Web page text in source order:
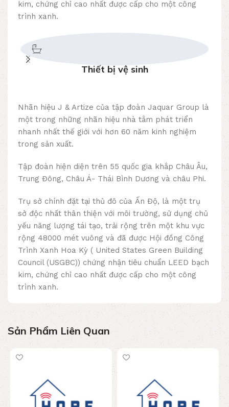
kim, chứng chỉ cao nhất được cấp cho một công
trình xanh.
Thiết bị vệ sinh
Nhãn hiệu J & Artize của tập đoàn Jaquar Group là
một trong những nhãn hiệu nhà tắm phát triển
nhanh nhất thế giới với hơn 60 năm kinh nghiệm
trong sản xuất.
Tập đoàn hiện diện trên 55 quốc gia khắp Châu Âu,
Trung Đông, Châu Á- Thái Bình Dương và châu Phi.
Trụ sở chính đặt tại thủ đô của Ấn Độ, là một trụ
sở độc nhất thân thiện với môi trường, sử dụng chủ
yếu năng lượng tái tạo, trải rộng trên một khu vực
rộng 48000 mét vuông và đã được Hội đồng Công
Trình Xanh Hoa Kỳ ( United States Green Building
Council (USGBC)) chứng nhận tiêu chuẩn LEED bạch
kim, chứng chỉ cao nhất được cấp cho một công
trình xanh.
Sản Phẩm Liên Quan